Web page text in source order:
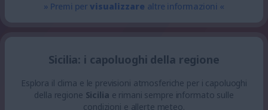
» Premi pervisualizzare altre informazioni «
Sicilia: i capoluoghi della regione
Esplora il clima e le previsioni atmosferiche per i capoluoghi
della regione Sicilia e rimani sempre informato sulle
condizioni e allerte meteo.